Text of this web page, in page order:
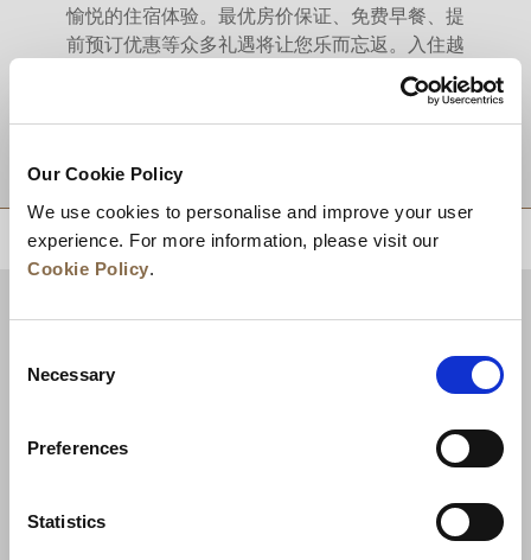
Our Cookie Policy
We use cookies to personalise and improve your user
experience. For more information, please visit our
Cookie Policy.
Selection
Necessary
Preferences
Statistics
愉悦的住宿体验。最优房价保证、免费早餐、提
前预订优惠等众多礼遇将让您乐而忘返。入住越
目的地